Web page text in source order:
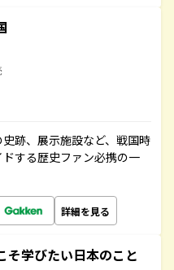
跡、展示施設など、戦国時
する歴史ファン必携の一
詳細を見る
学びたい日本のこと